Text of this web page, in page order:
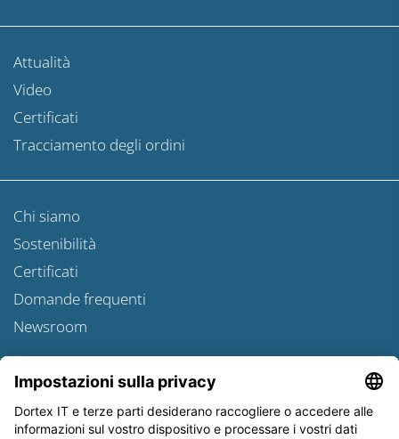
Attualità
Video
Certificati
Tracciamento degli ordini
Chi siamo
Sostenibilità
Certificati
Domande frequenti
Newsroom
Informativa sulle spedizioni
Newsletter